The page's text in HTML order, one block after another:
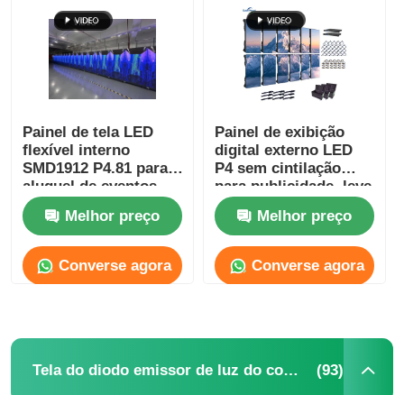
Painel de tela LED
flexível interno
SMD1912 P4.81 para
aluguel de eventos
publicitários
Melhor preço
Converse agora
Painel de exibição
digital externo LED
P4 sem cintilação
para publicidade, leve
Melhor preço
Converse agora
Tela do diodo emissor de luz do concerto (93)